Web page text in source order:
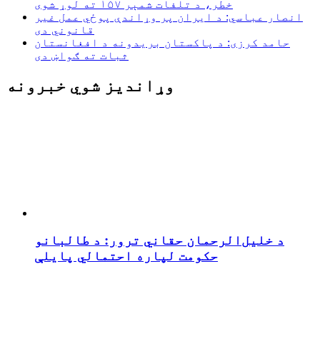
خطر، د تلفات شمېر ۱۵۷ ته لوړ شوی
انصار عباسي: د ایران پر وړاندې پوځي عمل غیر
قانوني دی
حامد کرزی: د پاکستان بریدونه د افغانستان
ثبات ته ګواښ دی
وړاندیز شوي خبرونه
د خلیل‌الرحمان حقاني ترور: د طالبانو
حکومت لپاره احتمالي پایلې